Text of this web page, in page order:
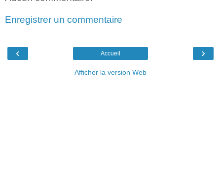
Enregistrer un commentaire
‹ ›
Accueil
Afficher la version Web